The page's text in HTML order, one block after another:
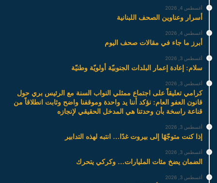
أغسطس 4, 2026
أسرار وعناوين الصحف اللبنانية
أغسطس 4, 2026
أبرز ما جاء في مقالات صحف اليوم
أغسطس 3, 2026
سلام: إعادة إعمار البلدات الجنوبيّة أولويّة وطنيّة
أغسطس 3, 2026
كرامي تعليقاً على اجتماع ممثلي النواب السنة مع الرئيس بري حول
قانون العفو العام: نؤكد أننا يد واحدة وموقفنا واضح وثابت انطلاقاً من
قناعة راسخة بأن وحدتنا هي المدخل الحقيقي لإنجازه
أغسطس 3, 2026
إذا كنت متوجّهًا إلى بيروت غدًا… انتبه لهذه التدابير
أغسطس 3, 2026
الضمان يضخ مئات المليارات… وكركي يتحرك
أغسطس 3, 2026